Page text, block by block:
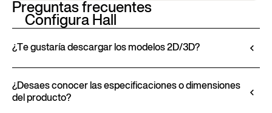
Configura Hall
Preguntas frecuentes
¿Te gustaría descargar los modelos 2D/3D?
productos a través del Configurador 3D. Esta
herramienta te permite visualizar el producto con
¿Desaes conocer las especificaciones o dimensiones
del producto?